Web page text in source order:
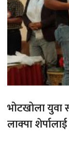
भोटखोला युवा
लाक्पा